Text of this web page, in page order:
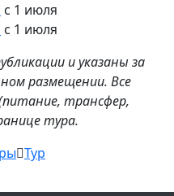
c 1 июля
c 1 июля
и указаны за
размещении. Все
трансфер,
тура.
Тур